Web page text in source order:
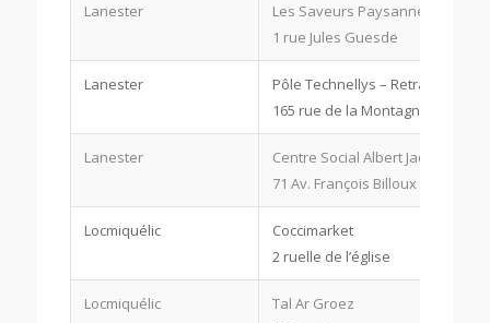
Lanester
Les Saveurs Paysannes
1 rue Jules Guesde
Lanester
Pôle Technellys – Retravailler
165 rue de la Montagne du Salut
Lanester
Centre Social Albert Jacquard
71 Av. François Billoux
Locmiquélic
Coccimarket
2 ruelle de l’église
Locmiquélic
Tal Ar Groez